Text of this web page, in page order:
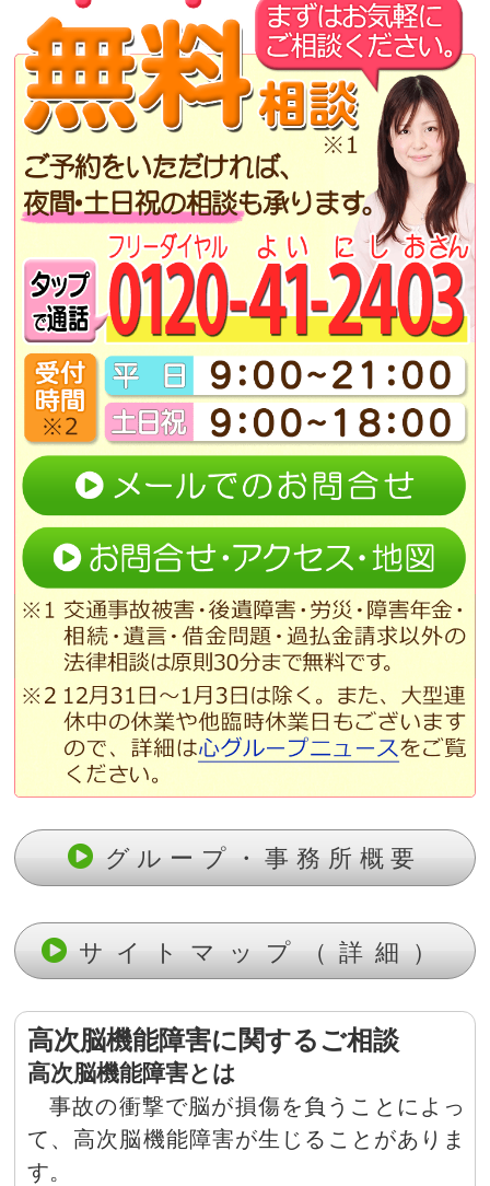
グループ・事務所概要
サイトマップ（詳細）
高次脳機能障害に関するご相談
高次脳機能障害とは
事故の衝撃で脳が損傷を負うことによっ
て、高次脳機能障害が生じることがありま
す。